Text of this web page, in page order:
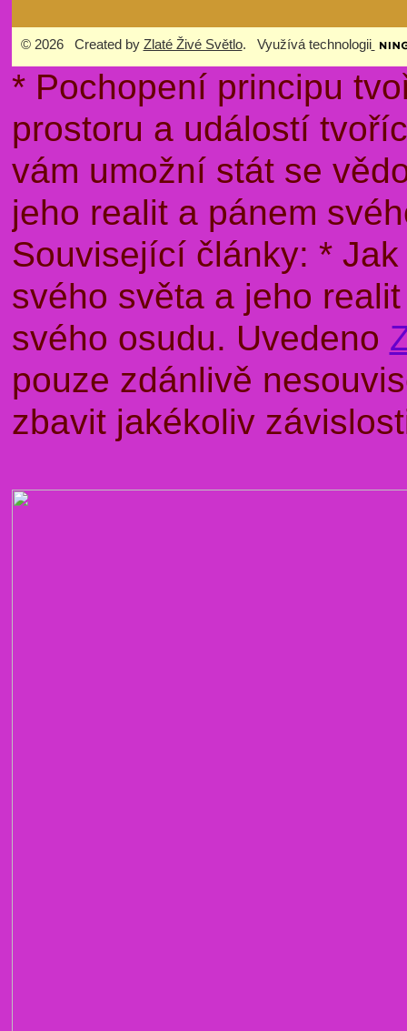
© 2026 Created by Zlaté Živé Světlo. Využívá technologii
* Pochopení principu
prostoru a událostí
vám umožní stát se
jeho realit a pánem
Související články: *
svého světa a jeho
svého osudu. Uvedeno
pouze zdánlivě
zbavit jakékoliv